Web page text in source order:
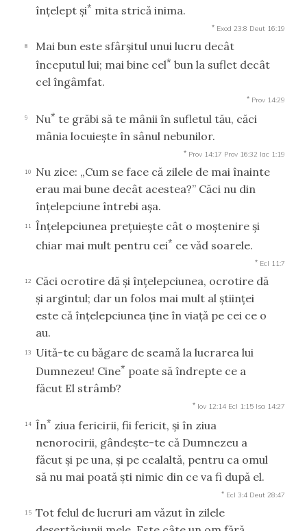
înţelept şi* mita strică inima.
* Exod 23:8 Deut 16:19
8
Mai bun este sfârşitul unui lucru decât
începutul lui; mai bine cel* bun la suflet decât
cel îngâmfat.
* Prov 14:29
9 Nu* te grăbi să te mânii în sufletul tău, căci
mânia locuieşte în sânul nebunilor.
* Prov 14:17 Prov 16:32 Iac 1:19
10
Nu zice: „Cum se face că zilele de mai înainte
erau mai bune decât acestea?” Căci nu din
înţelepciune întrebi aşa.
11
Înţelepciunea preţuieşte cât o moştenire şi
chiar mai mult pentru cei* ce văd soarele.
* Ecl 11:7
12
Căci ocrotire dă şi înţelepciunea, ocrotire dă
şi argintul; dar un folos mai mult al ştiinţei
este că înţelepciunea ţine în viaţă pe cei ce o
au.
13
Uită-te cu băgare de seamă la lucrarea lui
Dumnezeu! Cine* poate să îndrepte ce a
făcut El strâmb?
* Iov 12:14 Ecl 1:15 Isa 14:27
14 În* ziua fericirii, fii fericit, şi în ziua
nenorocirii, gândeşte-te că Dumnezeu a
făcut şi pe una, şi pe cealaltă, pentru ca omul
să nu mai poată şti nimic din ce va fi după el.
* Ecl 3:4 Deut 28:47
15 Tot felul de lucruri am văzut în zilele